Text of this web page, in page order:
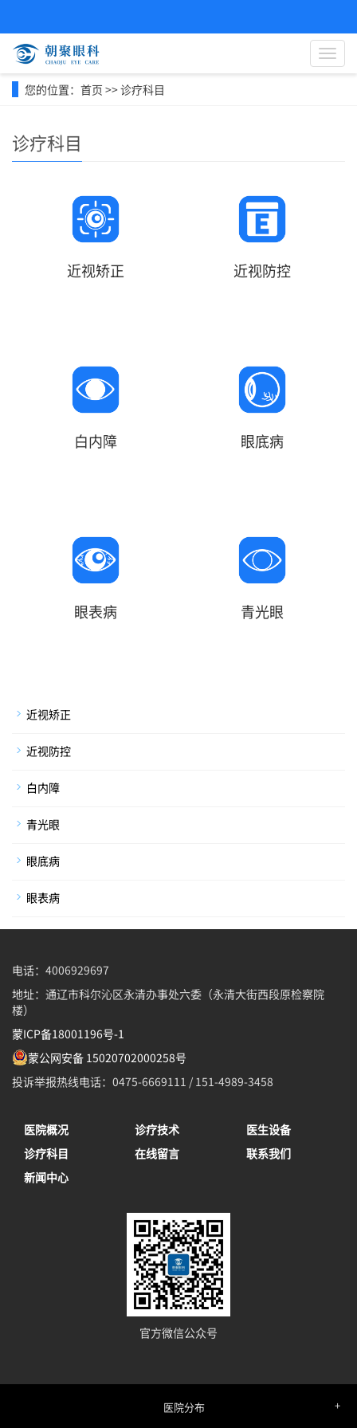
导
航
您的位置： 首页 >>诊疗科目
诊疗科目
近视矫正 近视防控
白内障 眼底病
眼表病 青光眼
近视矫正
近视防控
白内障
青光眼
眼底病
眼表病
电话：4006929697
地址：通辽市科尔沁区永清办事处六委（永清大街西段原检察院
楼）
蒙ICP备18001196号-1
蒙公网安备 15020702000258号
投诉举报热线电话：0475-6669111 / 151-4989-3458
医院概况 诊疗技术
医生设备
诊疗科目
在线留言
联系我们
新闻中心
官方微信公众号
医院分布